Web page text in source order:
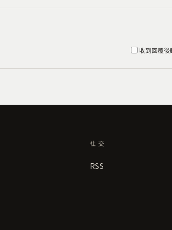
社交
RSS